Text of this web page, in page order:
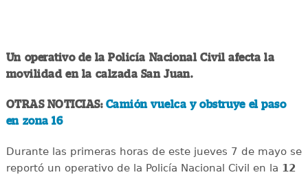
Un operativo de la Policía Nacional Civil afecta la
movilidad en la calzada San Juan.
OTRAS NOTICIAS: Camión vuelca y obstruye el paso
en zona 16
Durante las primeras horas de este jueves 7 de mayo se
reportó un operativo de la Policía Nacional Civil en la 12